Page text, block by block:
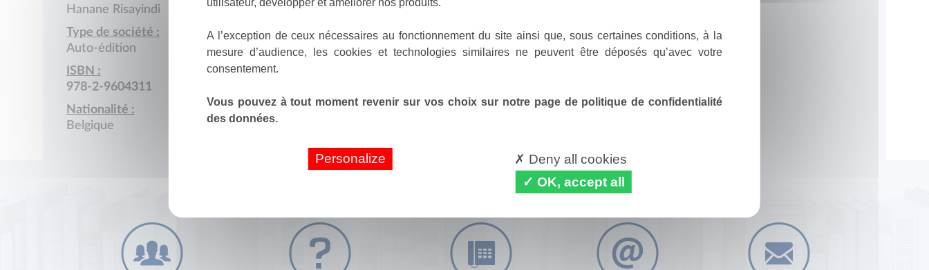
Hanane Risayindi
Type de société :
Auto-édition
ISBN :
978-2-9604311
Nationalité :
Belgique
A l’exception de ceux nécessaires au fonctionnement du site ainsi que, sous certaines conditions, à la
mesure d’audience, les cookies et technologies similaires ne peuvent être déposés qu’avec votre
consentement.
Vous pouvez à tout moment revenir sur vos choix sur notre page de politique de confidentialité
des données.
Personalize
Deny all cookies
OK, accept all